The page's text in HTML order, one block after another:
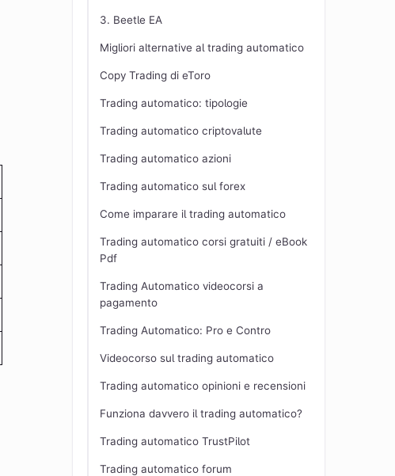
3. Beetle EA
Migliori alternative al trading automatico
Copy Trading di eToro
Trading automatico: tipologie
Trading automatico criptovalute
Trading automatico azioni
Trading automatico sul forex
Come imparare il trading automatico
Trading automatico corsi gratuiti / eBook
Pdf
Trading Automatico videocorsi a
pagamento
Trading Automatico: Pro e Contro
Videocorso sul trading automatico
Trading automatico opinioni e recensioni
Funziona davvero il trading automatico?
Trading automatico TrustPilot
Trading automatico forum